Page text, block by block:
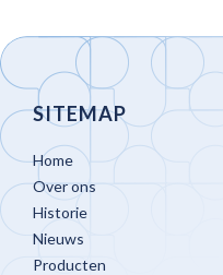
SITEMAP
Home
Over ons
Historie
Nieuws
Producten